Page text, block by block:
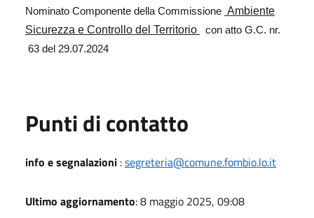
Nominato Componente della Commissione Ambiente
Sicurezza e Controllo del Territorio
con atto G.C. nr.
63 del 29.07.2024
Punti di contatto
info e segnalazioni :segreteria@comune.fombio.lo.it
Ultimo aggiornamento: 8 maggio 2025, 09:08